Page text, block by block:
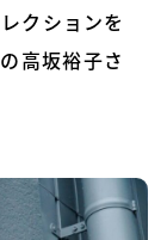
クションを
高坂裕子さ